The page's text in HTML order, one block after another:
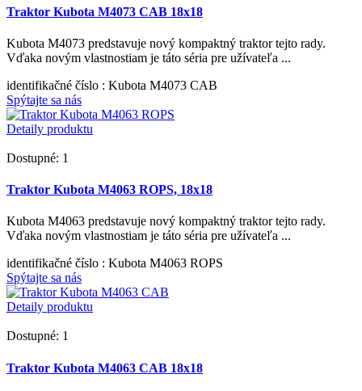
Traktor Kubota M4073 CAB 18x18
Kubota M4073 predstavuje nový kompaktný traktor tejto rady.
Vďaka novým vlastnostiam je táto séria pre užívateľa ...
identifikačné číslo : Kubota M4073 CAB
Spýtajte sa nás
Detaily produktu
Dostupné: 1
Traktor Kubota M4063 ROPS, 18x18
Kubota M4063 predstavuje nový kompaktný traktor tejto rady.
Vďaka novým vlastnostiam je táto séria pre užívateľa ...
identifikačné číslo : Kubota M4063 ROPS
Spýtajte sa nás
Detaily produktu
Dostupné: 1
Traktor Kubota M4063 CAB 18x18